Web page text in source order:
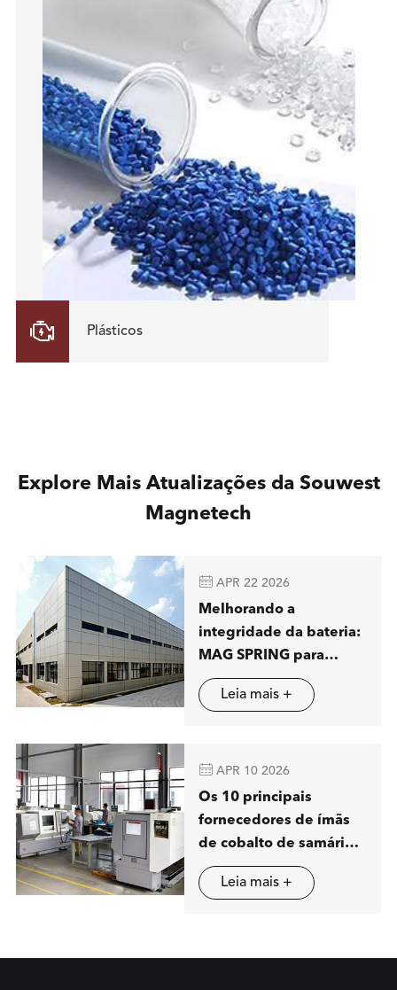
 Plásticos
Explore Mais Atualizações da Souwest
Magnetech
 APR 22 2026
Melhorando a
integridade da bateria:
MAG SPRING para
mostrar soluções
avançadas de
Leia mais +
 APR 10 2026
Os 10 principais
fornecedores de ímãs
de cobalto de samário
(SmCo) na China
Leia mais +